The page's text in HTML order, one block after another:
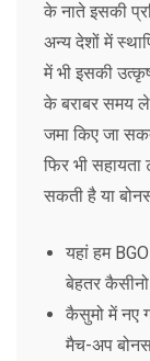
के नाते इसकी
अन्य देशों में
में भी इसकी
के बराबर समय
जमा किए जा
फिर भी सहायता
सकती है या
यहां हम
बेहतर
कैसुमो में नए
मैच-अप